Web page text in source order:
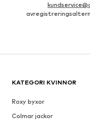
KATEGORI KVINNOR
Roxy byxor
Colmar jackor